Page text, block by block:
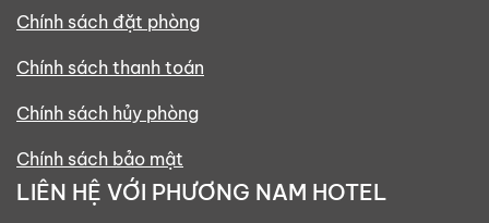
Chính sách đặt phòng
Chính sách thanh toán
Chính sách hủy phòng
Chính sách bảo mật
LIÊN HỆ VỚI PHƯƠNG NAM HOTEL